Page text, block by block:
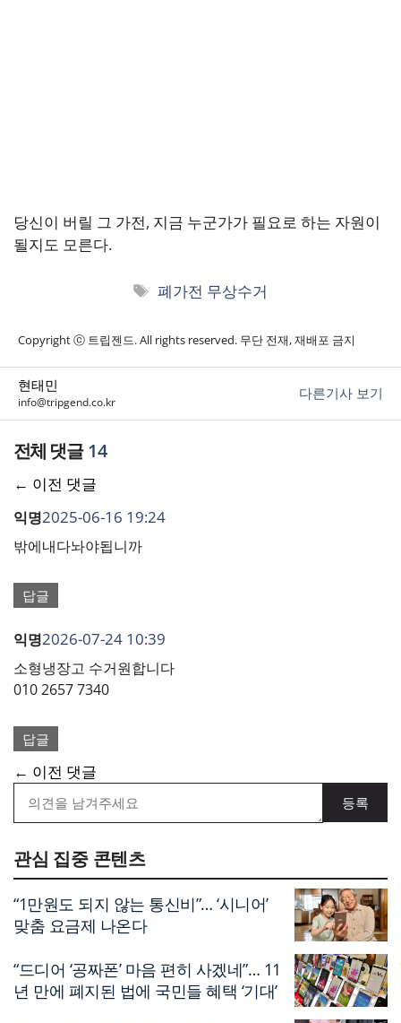
당신이 버릴 그 가전, 지금 누군가가 필요로 하는 자원이
될지도 모른다.
태
폐가전 무상수거
Copyright ⓒ 트립젠드. All rights reserved. 무단 전재, 재배포 금지
현태민
info@tripgend.co.kr
다른기사 보기
14
댓
글
네
비
게
이
션
← 이전 댓글
익명2025-06-16 19:24
밖에내다놔야됩니까
답글
익명2026-07-24 10:39
소형냉장고 수거원합니다
010 2657 7340
답글
댓
글
비
게
이
션
← 이전 댓글
관심 집중 콘텐츠
“1만원도 되지 않는 통신비”… ‘시니어’
맞춤 요금제 나온다
“드디어 ‘공짜폰’ 마음 편히 사겠네”… 11
년 만에 폐지된 법에 국민들 혜택 ‘기대’